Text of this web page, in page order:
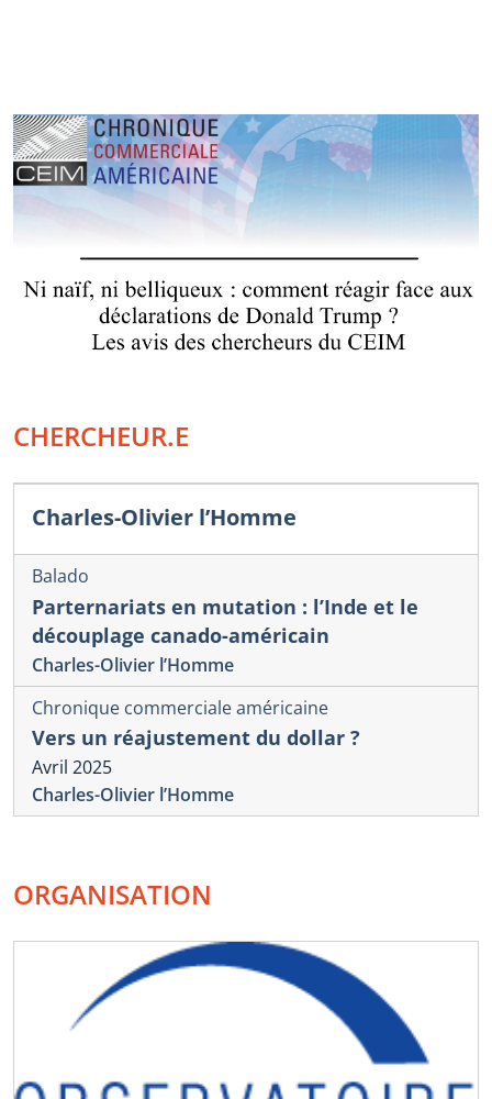
CHERCHEUR.E
Charles-Olivier l’Homme
Balado
Parternariats en mutation : l’Inde et le
découplage canado-américain
Charles-Olivier l’Homme
Chronique commerciale américaine
Vers un réajustement du dollar ?
Avril 2025
Charles-Olivier l’Homme
ORGANISATION